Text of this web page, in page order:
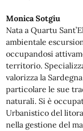
Monica Sotgiu
Nata a Quartu
ambientale
occupandosi
territorio.
valorizza la
particolare le sue
naturali. Si è
Urbanistico del
nella gestione del